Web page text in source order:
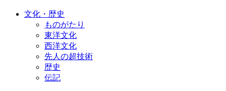
文化・歴史
ものがたり
東洋文化
西洋文化
先人の超技術
歴史
伝記